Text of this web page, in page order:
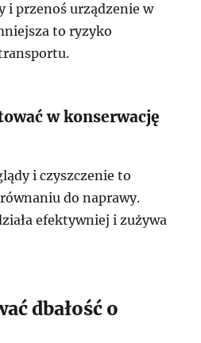
i przenoś urządzenie w
to ryzyko
w konserwację
i czyszczenie to
do naprawy.
efektywniej i zużywa
dbałość o